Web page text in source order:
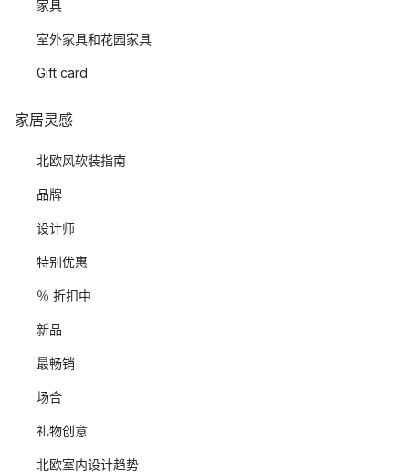
家具
室外家具和花园家具
Gift card
家居灵感
北欧风软装指南
品牌
设计师
特别优惠
％ 折扣中
新品
最畅销
场合
礼物创意
北欧室内设计趋势